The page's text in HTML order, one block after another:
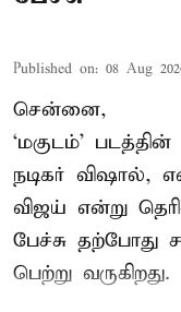
Published on: 08 Aug
சென்னை,
‘மகுடம்’
நடிகர் விஷால்,
விஜய் என்று
பேச்சு
பெற்று வருகிறது.